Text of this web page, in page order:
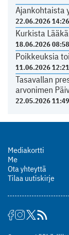
Ajankohtaista
22.06.2026 14:26
Kurkista
18.06.2026 08:58
Poikkeuksia
11.06.2026 12:21
Tasavallan
arvonimen
22.05.2026 11:49
Mediakortti
Me
Ota yhteyttä
Tilaa uutiskirje